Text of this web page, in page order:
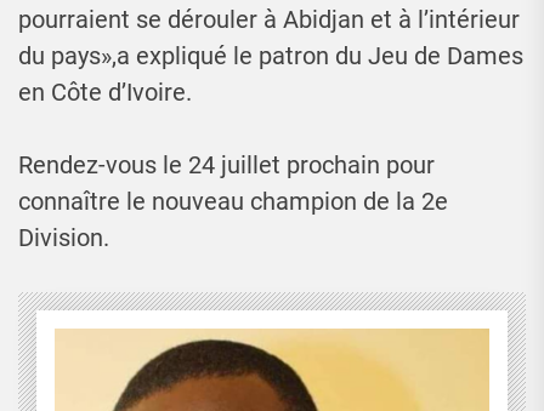
pourraient se dérouler à Abidjan et à l’intérieur
du pays»,a expliqué le patron du Jeu de Dames
en Côte d’Ivoire.
Rendez-vous le 24 juillet prochain pour
connaître le nouveau champion de la 2e
Division.